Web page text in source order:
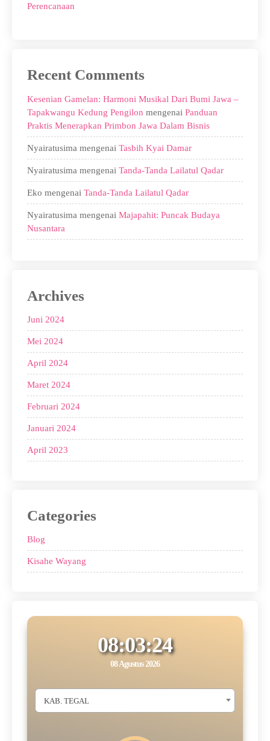
Perencanaan
Recent Comments
Kesenian Gamelan: Harmoni Musikal Dari Bumi Jawa –
Tapakwangu Kedung Pengilon mengenai Panduan
Praktis Menerapkan Primbon Jawa Dalam Bisnis
Nyairatusima mengenai Tasbih Kyai Damar
Nyairatusima mengenai Tanda-Tanda Lailatul Qadar
Eko mengenai Tanda-Tanda Lailatul Qadar
Nyairatusima mengenai Majapahit: Puncak Budaya
Nusantara
Archives
Juni 2024
Mei 2024
April 2024
Maret 2024
Februari 2024
Januari 2024
April 2023
Categories
Blog
Kisahe Wayang
08:03:24
08 Agustus 2026
KAB. TEGAL